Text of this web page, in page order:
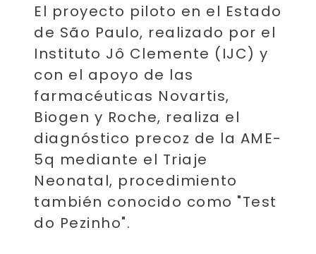
El proyecto piloto en el Estado
de São Paulo, realizado por el
Instituto Jô Clemente (IJC) y
con el apoyo de las
farmacéuticas Novartis,
Biogen y Roche, realiza el
diagnóstico precoz de la AME-
5q mediante el Triaje
Neonatal, procedimiento
también conocido como "Test
do Pezinho".